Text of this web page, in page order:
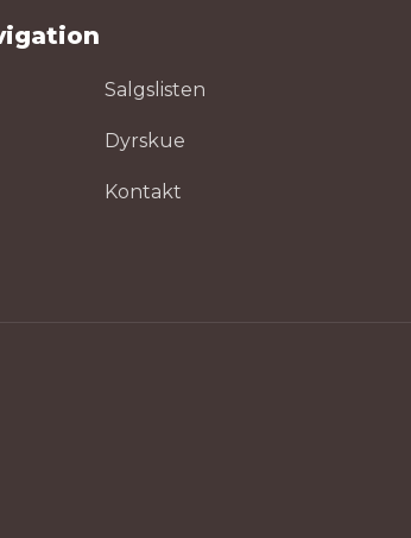
Salgslisten
Dyrskue
Kontakt